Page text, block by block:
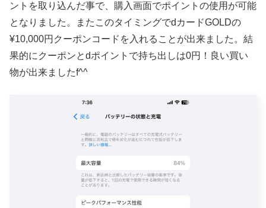
ントを取り込んだ事で、購入画面でポイントの使用が可能
となりました。またこのタイミングでdカードGOLDの
¥10,000円クーポンコードを入れることが出来ました。結
果的にクーポンとdポイントで持ち出しは0円！良い買い
物が出来ましたf^^